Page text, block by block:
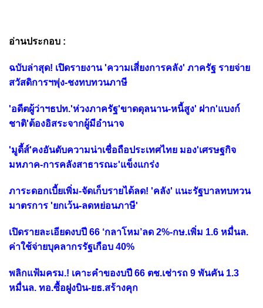
อ่านประกอบ :
ฉบับล่าสุด! เปิดรายงาน 'ความเสี่ยงการคลัง' ภาครัฐ รายจ่าย
สวัสดิการฯพุ่ง-ชงทบทวนภาษี
'อดีตผู้ว่าฯธปท.'ห่วงภาครัฐ'ขาดดุลนาน-หนี้สูง' ฝาก'แบงก์
ชาติ'ต้องอิสระจากผู้มีอำนาจ
'มูดี้ส์'คงอันดับความน่าเชื่อถือประเทศไทย มอง'เศรษฐกิจ
มหภาค-การคลังสาธารณะ'แข็งแกร่ง
ภาระดอกเบี้ยเพิ่ม-จัดเก็บรายได้ลด! 'คลัง' แนะรัฐบาลทบทวน
มาตรการ 'ยกเว้น-ลดหย่อนภาษี'
เปิดรายละเอียดงบปี 66 ‘กลาโหม’ลด 2%-กษ.เพิ่ม 1.6 หมื่นล.
ค่าใช้จ่ายบุคลากรรัฐเกือบ 40%
พลิกแฟ้มครม.! เคาะคำของบปี 66 ตช.เช่ารถ 9 พันคัน 1.3
หมื่นล. ทอ.ซื้อฝูงบิน-ยธ.สร้างคุก